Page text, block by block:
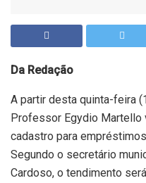
Da Redação
A partir desta quinta-feira
Professor Egydio Martello
cadastro para
Segundo o secretário
Cardoso, o tendimento